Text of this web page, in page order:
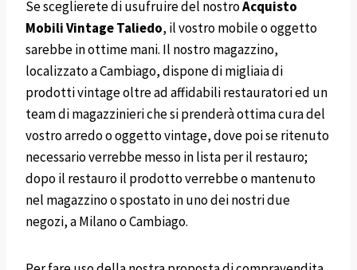
Se sceglierete di usufruire del nostroAcquisto
MobiliVintageTaliedo, il vostro mobile o oggetto
sarebbe in ottime mani. Il nostro magazzino,
localizzato a Cambiago, dispone di migliaia di
prodotti vintage oltre ad affidabili restauratori ed un
team di magazzinieri che si prenderà ottima cura del
vostro arredo o oggetto vintage, dove poi se ritenuto
necessario verrebbe messo in lista per il restauro;
dopo il restauro il prodotto verrebbe o mantenuto
nel magazzino o spostato in uno dei nostri due
negozi, a Milano o Cambiago.